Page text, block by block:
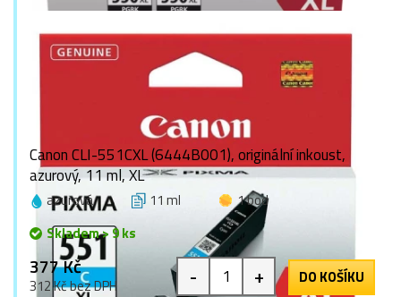
Canon CLI-551CXL (6444B001), originální inkoust,
azurový, 11 ml, XL
azurová 11 ml
1 bod
Skladem > 9 ks
377 Kč
312 Kč bez DPH - + DO KOŠÍKU